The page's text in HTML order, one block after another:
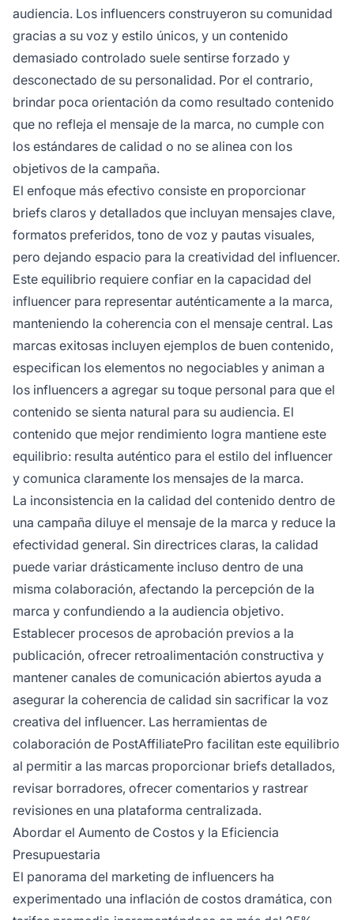
audiencia. Los influencers construyeron su comunidad
gracias a su voz y estilo únicos, y un contenido
demasiado controlado suele sentirse forzado y
desconectado de su personalidad. Por el contrario,
brindar poca orientación da como resultado contenido
que no refleja el mensaje de la marca, no cumple con
los estándares de calidad o no se alinea con los
objetivos de la campaña.
El enfoque más efectivo consiste en proporcionar
briefs claros y detallados que incluyan mensajes clave,
formatos preferidos, tono de voz y pautas visuales,
pero dejando espacio para la creatividad del influencer.
Este equilibrio requiere confiar en la capacidad del
influencer para representar auténticamente a la marca,
manteniendo la coherencia con el mensaje central. Las
marcas exitosas incluyen ejemplos de buen contenido,
especifican los elementos no negociables y animan a
los influencers a agregar su toque personal para que el
contenido se sienta natural para su audiencia. El
contenido que mejor rendimiento logra mantiene este
equilibrio: resulta auténtico para el estilo del influencer
y comunica claramente los mensajes de la marca.
La inconsistencia en la calidad del contenido dentro de
una campaña diluye el mensaje de la marca y reduce la
efectividad general. Sin directrices claras, la calidad
puede variar drásticamente incluso dentro de una
misma colaboración, afectando la percepción de la
marca y confundiendo a la audiencia objetivo.
Establecer procesos de aprobación previos a la
publicación, ofrecer retroalimentación constructiva y
mantener canales de comunicación abiertos ayuda a
asegurar la coherencia de calidad sin sacrificar la voz
creativa del influencer. Las herramientas de
colaboración de PostAffiliatePro facilitan este equilibrio
al permitir a las marcas proporcionar briefs detallados,
revisar borradores, ofrecer comentarios y rastrear
revisiones en una plataforma centralizada.
Abordar el Aumento de Costos y la Eficiencia
Presupuestaria
El panorama del marketing de influencers ha
experimentado una inflación de costos dramática, con